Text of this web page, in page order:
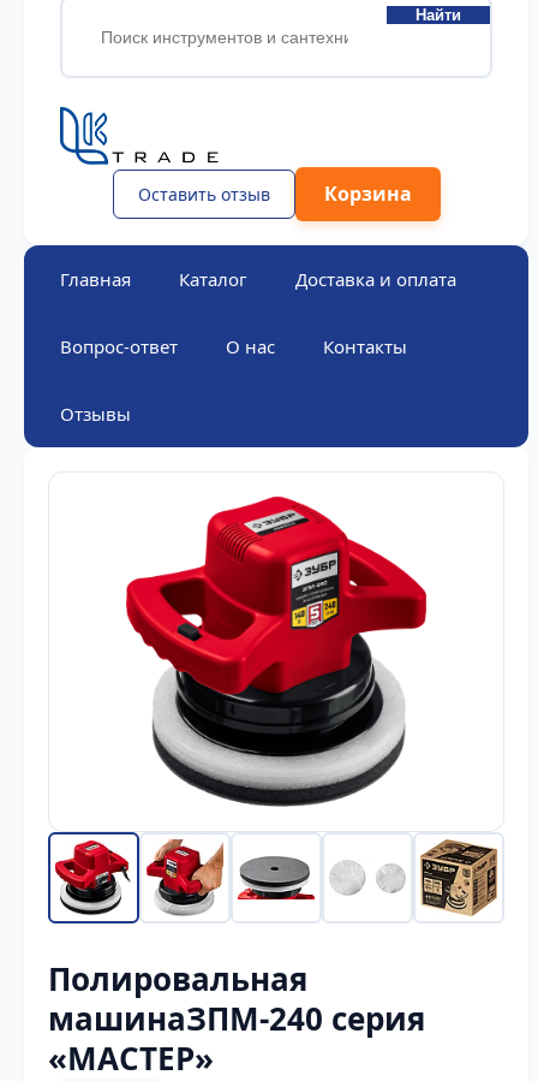
Найти
Оставить отзыв Корзина
Главная Каталог Доставка и оплата
Вопрос-ответ О нас Контакты
Отзывы
Полировальная
машинаЗПМ-240 серия
«МАСТЕР»